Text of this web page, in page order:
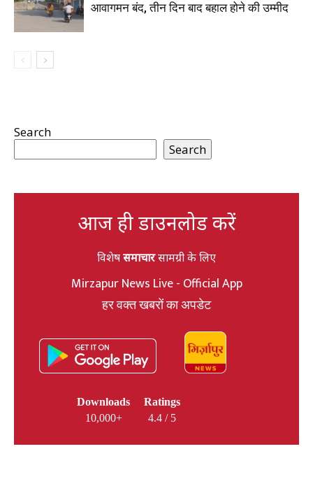
आवागमन बंद, तीन दिन बाद बहाल होने की उम्मीद
Search
Search
आज ही डाउनलोड करें
विशेषसमाचारसामग्री के लिए
Mirzapur News Live - Official App
हर वक्त खबरों का अपडेट
Downloads
10,000+
Ratings
4.4 / 5